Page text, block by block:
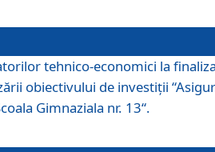
tehnico-economici la
obiectivului de investiții
Gimnaziala nr. 13“.